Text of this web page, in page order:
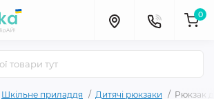
0
Шкільне приладдя Дитячі рюкзаки Рюкзак